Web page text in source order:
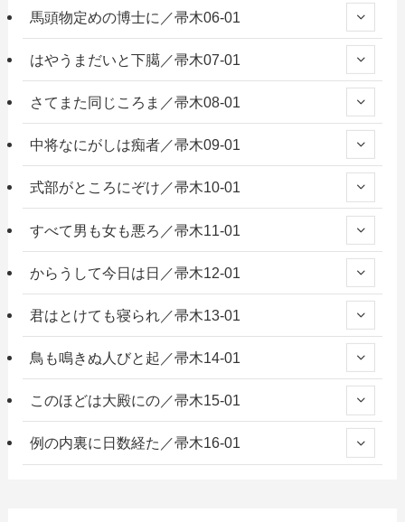
馬頭物定めの博士に／帚木06-01
はやうまだいと下臈／帚木07-01
さてまた同じころま／帚木08-01
中将なにがしは痴者／帚木09-01
式部がところにぞけ／帚木10-01
すべて男も女も悪ろ／帚木11-01
からうして今日は日／帚木12-01
君はとけても寝られ／帚木13-01
鳥も鳴きぬ人びと起／帚木14-01
このほどは大殿にの／帚木15-01
例の内裏に日数経た／帚木16-01